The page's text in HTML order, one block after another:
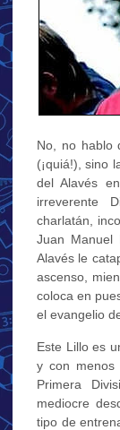
No, no hablo
(¡quiá!), sino
del Alavés
irreverente
charlatán,
Juan Manuel
Alavés le
ascenso,
coloca en
el evangelio
Este Lillo es
y con menos
Primera
mediocre
tipo de